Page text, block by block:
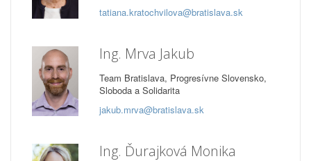
tatiana.kratochvilova@bratislava.sk
Ing. Mrva Jakub
Team Bratislava, Progresívne Slovensko,
Sloboda a Solidarita
jakub.mrva@bratislava.sk
Ing. Ďurajková Monika